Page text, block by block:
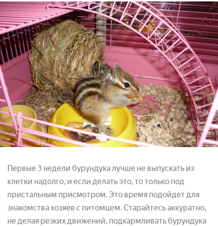
Первые 3 недели бурундука лучше не выпускать из
клетки надолго, и если делать это, то только под
пристальным присмотром. Это время подойдет для
знакомства хозяев с питомцем. Старайтесь аккуратно,
не делая резких движений, подкармливать бурундука